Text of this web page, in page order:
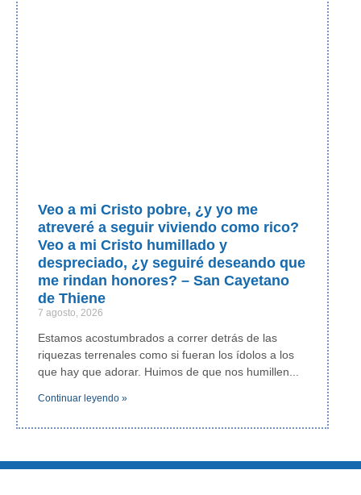
Veo a mi Cristo pobre, ¿y yo me
atreveré a seguir viviendo como rico?
Veo a mi Cristo humillado y
despreciado, ¿y seguiré deseando que
me rindan honores? – San Cayetano
de Thiene
7 agosto, 2026
Estamos acostumbrados a correr detrás de las
riquezas terrenales como si fueran los ídolos a los
que hay que adorar. Huimos de que nos humillen
Continuar leyendo »